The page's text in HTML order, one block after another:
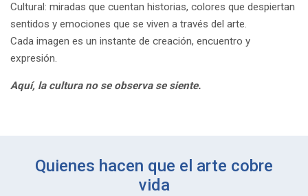
Cultural: miradas que cuentan historias, colores que despiertan
sentidos y emociones que se viven a través del arte.
Cada imagen es un instante de creación, encuentro y
expresión.
Aquí, la cultura no se observa se siente.
Quienes hacen que el arte cobre
vida